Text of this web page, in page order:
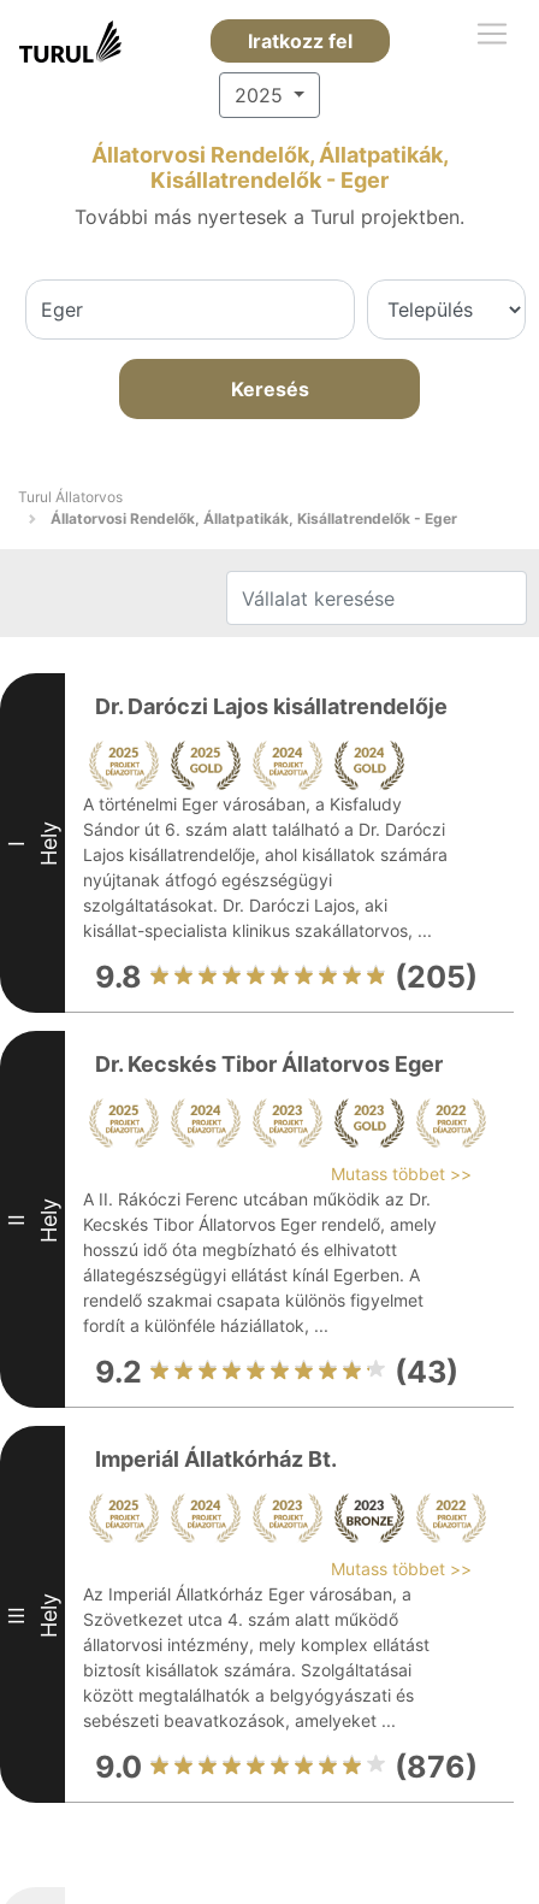
Iratkozz fel
2025
Állatorvosi Rendelők, Állatpatikák,
Kisállatrendelők - Eger
További más nyertesek a Turul projektben.
Keresés
Turul Állatorvos
Állatorvosi Rendelők, Állatpatikák, Kisállatrendelők - Eger
I Hely
Dr. Daróczi Lajos kisállatrendelője
A történelmi Eger városában, a Kisfaludy
Sándor út 6. szám alatt található a Dr. Daróczi
Lajos kisállatrendelője, ahol kisállatok számára
nyújtanak átfogó egészségügyi
szolgáltatásokat. Dr. Daróczi Lajos, aki
kisállat-specialista klinikus szakállatorvos, ...
9.8 (205)
II Hely
Dr. Kecskés Tibor Állatorvos Eger
Mutass többet >>
A II. Rákóczi Ferenc utcában működik az Dr.
Kecskés Tibor Állatorvos Eger rendelő, amely
hosszú idő óta megbízható és elhivatott
állategészségügyi ellátást kínál Egerben. A
rendelő szakmai csapata különös figyelmet
fordít a különféle háziállatok, ...
9.2 (43)
III Hely
Imperiál Állatkórház Bt.
Mutass többet >>
Az Imperiál Állatkórház Eger városában, a
Szövetkezet utca 4. szám alatt működő
állatorvosi intézmény, mely komplex ellátást
biztosít kisállatok számára. Szolgáltatásai
között megtalálhatók a belgyógyászati és
sebészeti beavatkozások, amelyeket ...
9.0 (876)